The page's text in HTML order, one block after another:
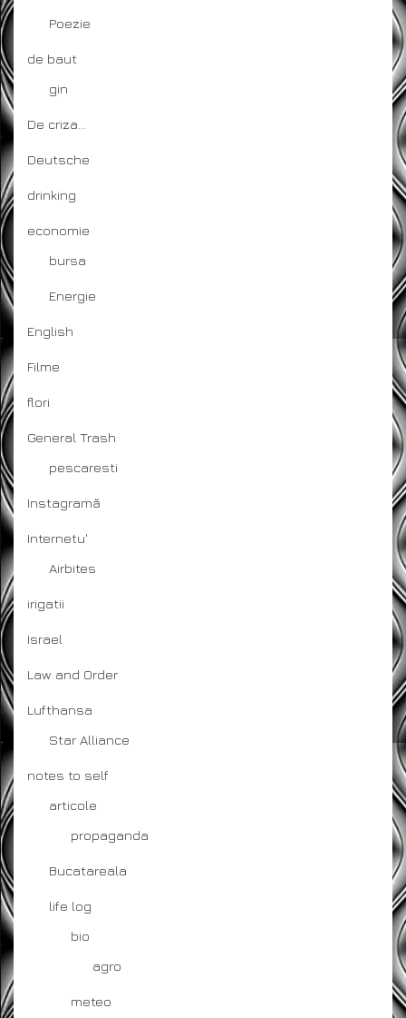
Poezie
de baut
gin
De criza…
Deutsche
drinking
economie
bursa
Energie
English
Filme
flori
General Trash
pescaresti
Instagramă
Internetu'
Airbites
irigatii
Israel
Law and Order
Lufthansa
Star Alliance
notes to self
articole
propaganda
Bucatareala
life log
bio
agro
meteo